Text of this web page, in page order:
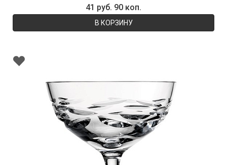
41 руб. 90 коп.
В КОРЗИНУ